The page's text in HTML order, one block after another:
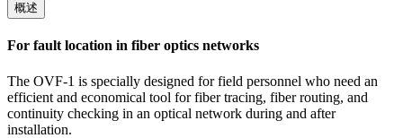
概述
For fault location in fiber optics networks
The OVF-1 is specially designed for field personnel who need an
efficient and economical tool for fiber tracing, fiber routing, and
continuity checking in an optical network during and after
installation.